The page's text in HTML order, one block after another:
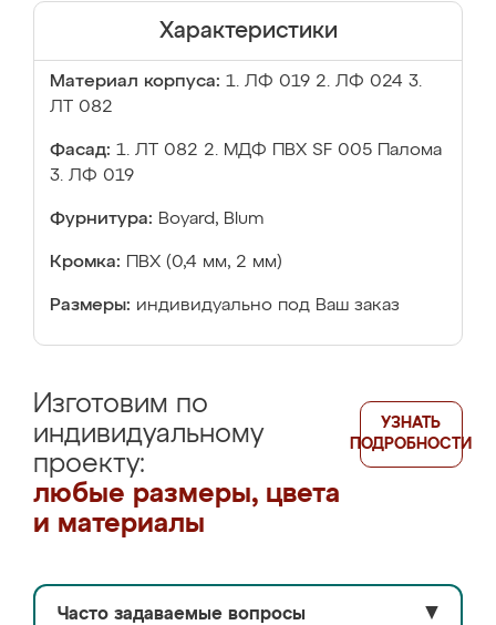
Характеристики
Материал корпуса: 1. ЛФ 019 2. ЛФ 024 3.
ЛТ 082
Фасад: 1. ЛТ 082 2. МДФ ПВХ SF 005 Палома
3. ЛФ 019
Фурнитура: Boyard, Blum
Кромка: ПВХ (0,4 мм, 2 мм)
Размеры: индивидуально под Ваш заказ
Изготовим по
индивидуальному
проекту:
любые размеры, цвета
и материалы
УЗНАТЬ
ПОДРОБНОСТИ
Часто задаваемые вопросы ▼